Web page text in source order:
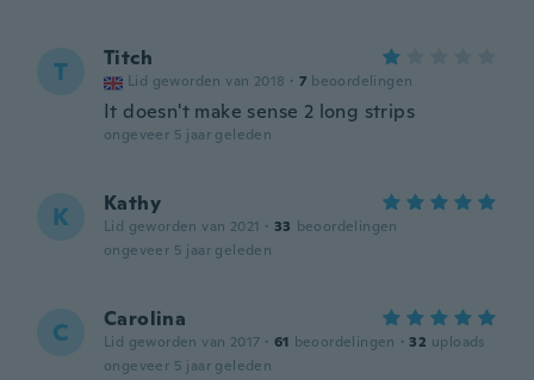
T Titch
Lid geworden van 2018 · 7 beoordelingen
It doesn't make sense 2 long strips
ongeveer 5 jaar geleden
K Kathy
Lid geworden van 2021 · 33 beoordelingen
ongeveer 5 jaar geleden
C Carolina
Lid geworden van 2017 · 61 beoordelingen · 32 uploads
ongeveer 5 jaar geleden